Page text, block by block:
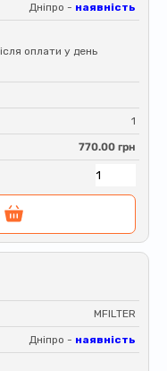
Дніпро - наявність
оплати у день
1
770.00 грн
MFILTER
Дніпро - наявність